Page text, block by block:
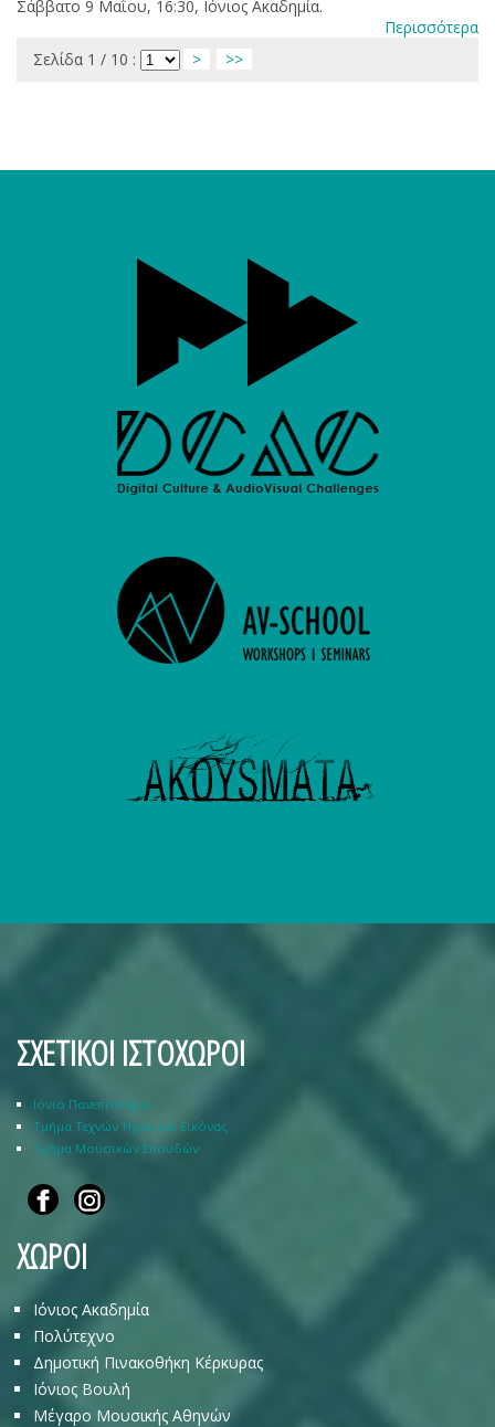
Σάββατο 9 Μαΐου, 16:30, Ιόνιος Ακαδημία.
Περισσότερα
Σελίδα 1 / 10 :
> >>
ΣΧΕΤΙΚΟΙ ΙΣΤΟΧΩΡΟΙ
Ιόνιο Πανεπιστήμιο
Τμήμα Τεχνών Ήχου και Εικόνας
Τμήμα Μουσικών Σπουδών
ΧΩΡΟΙ
Ιόνιος Ακαδημία
Πολύτεχνο
Δημοτική Πινακοθήκη Κέρκυρας
Ιόνιος Βουλή
Μέγαρο Μουσικής Αθηνών